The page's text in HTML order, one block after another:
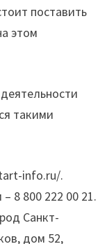
поставить
этом
такими
info.ru/.
8 800 222 00 21.
Санкт-
дом 52,